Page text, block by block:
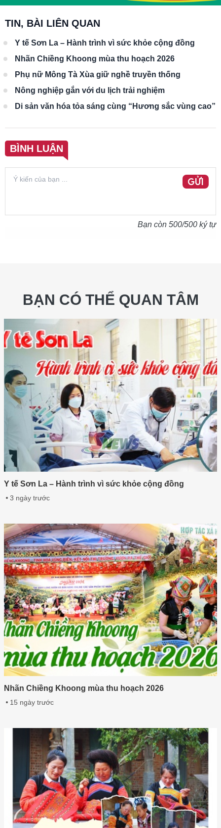
TIN, BÀI LIÊN QUAN
Y tế Sơn La – Hành trình vì sức khỏe cộng đồng
Nhãn Chiềng Khoong mùa thu hoạch 2026
Phụ nữ Mông Tà Xùa giữ nghề truyền thống
Nông nghiệp gắn với du lịch trải nghiệm
Di sản văn hóa tỏa sáng cùng “Hương sắc vùng cao”
BÌNH LUẬN
GỬI
Bạn còn 500/500 ký tự
BẠN CÓ THỂ QUAN TÂM
Y tế Sơn La – Hành trình vì sức khỏe cộng đồng
3 ngày trước
Nhãn Chiềng Khoong mùa thu hoạch 2026
15 ngày trước